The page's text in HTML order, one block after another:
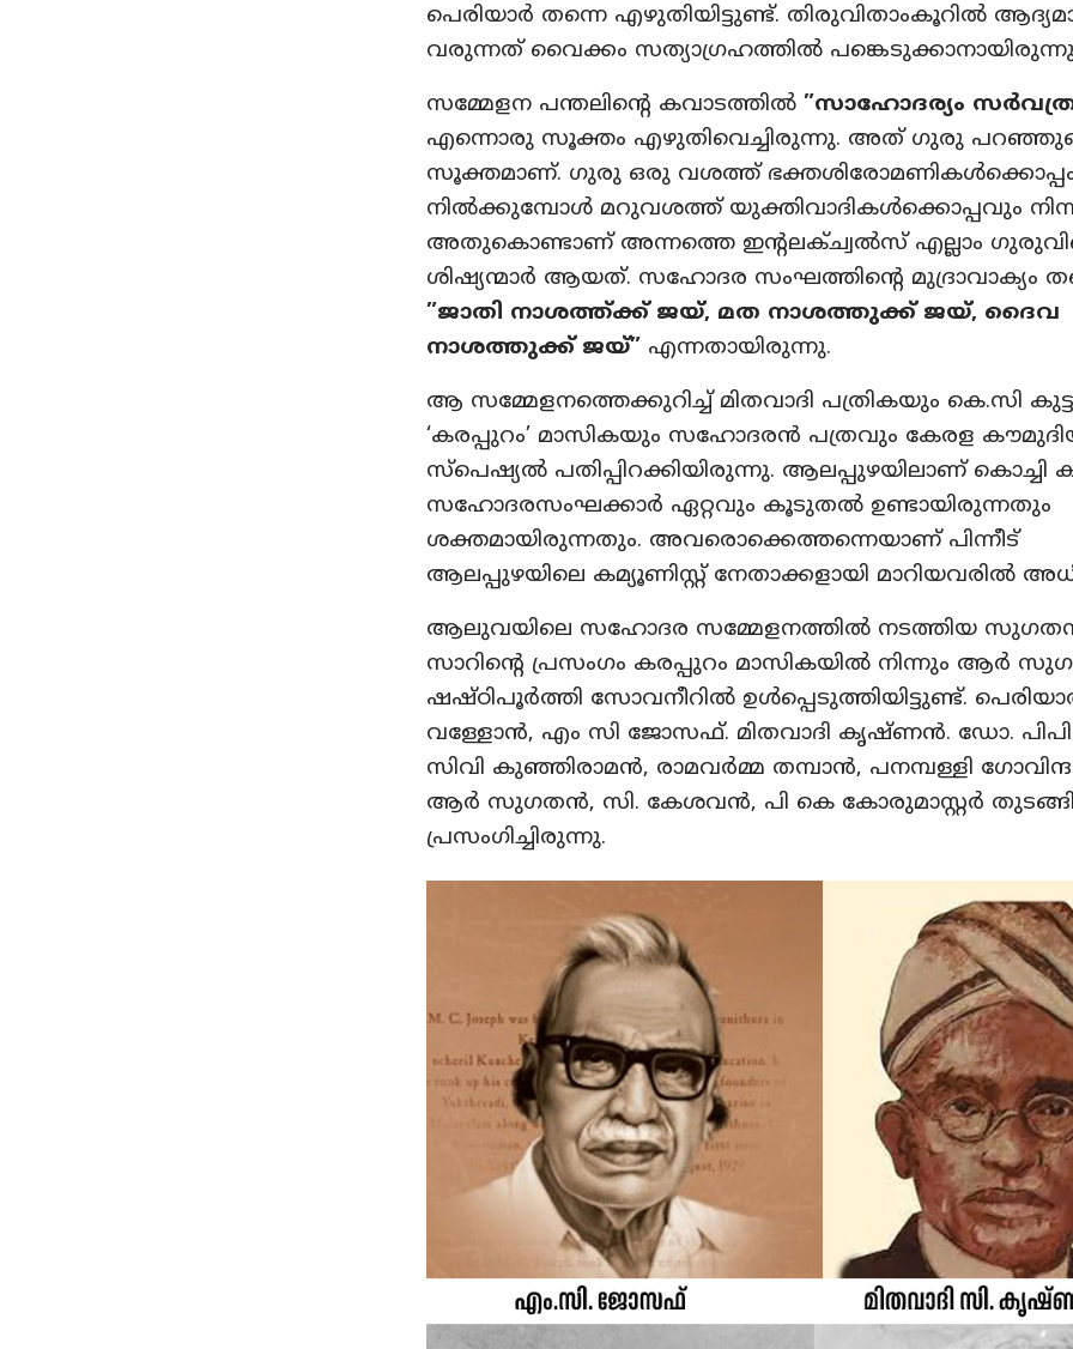
പെരിയാര്‍ തന്നെ എഴുതിയിട്ടുണ്ട്. തിരുവിതാംകൂറില്‍
വരുന്നത് വൈക്കം സത്യാഗ്രഹത്തില്‍
സമ്മേളന പന്തലിന്റെ കവാടത്തില്‍”സാഹോദര്യം
എന്നൊരു സൂക്തം എഴുതിവെച്ചിരുന്നു. അത് ഗുരു
സൂക്തമാണ്. ഗുരു ഒരു വശത്ത്
നില്‍ക്കുമ്പോള്‍ മറുവശത്ത് യുക്തിവാദികള്‍ക്കൊപ്പവും
അതുകൊണ്ടാണ് അന്നത്തെ ഇന്റലക്ച്വല്‍സ് എല്ലാം
ശിഷ്യന്മാര്‍ ആയത്. സഹോദര സംഘത്തിന്റെ മുദ്രാവാക്യം
”ജാതി നാശത്ത്ക്ക് ജയ്, മത നാശത്തുക്ക് ജയ്, ദൈവ
നാശത്തുക്ക് ജയ്” എന്നതായിരുന്നു.
ആ സമ്മേളനത്തെക്കുറിച്ച് മിതവാദി പത്രികയും കെ.സി
‘കരപ്പുറം’ മാസികയും സഹോദരന്‍ പത്രവും കേരള
സ്പെഷ്യല്‍ പതിപ്പിറക്കിയിരുന്നു. ആലപ്പുഴയിലാണ് കൊച്ചി
സഹോദരസംഘക്കാര്‍ ഏറ്റവും കൂടുതല്‍ ഉണ്ടായിരുന്നതും
ശക്തമായിരുന്നതും. അവരൊക്കെത്തന്നെയാണ് പിന്നീട്
ആലപ്പുഴയിലെ കമ്യൂണിസ്റ്റ് നേതാക്കളായി മാറിയവരില്‍
ആലുവയിലെ സഹോദര സമ്മേളനത്തില്‍ നടത്തിയ
സാറിന്റെ പ്രസംഗം കരപ്പുറം മാസികയില്‍ നിന്നും ആര്‍
ഷഷ്ഠിപൂര്‍ത്തി സോവനീറില്‍ ഉള്‍പ്പെടുത്തിയിട്ടുണ്ട്.
വള്ളോന്‍, എം സി ജോസഫ്. മിതവാദി കൃഷ്ണന്‍. ഡോ.
സിവി കുഞ്ഞിരാമന്‍, രാമവര്‍മ്മ തമ്പാന്‍, പനമ്പള്ളി
ആര്‍ സുഗതന്‍, സി. കേശവന്‍, പി കെ കോരുമാസ്റ്റര്‍
പ്രസംഗിച്ചിരുന്നു.